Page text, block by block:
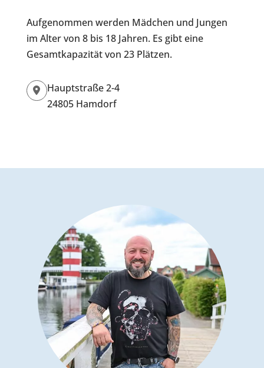
Aufgenommen werden Mädchen und Jungen
im Alter von 8 bis 18 Jahren. Es gibt eine
Gesamtkapazität von 23 Plätzen.
Hauptstraße 2-4
24805 Hamdorf